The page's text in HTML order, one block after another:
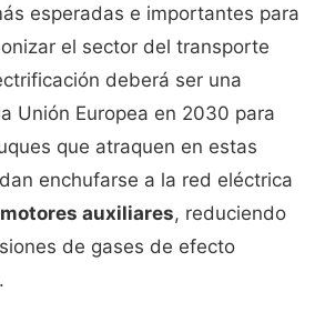
esperadas e importantes para
el sector del transporte
deberá ser una
Unión Europea en 2030 para
que atraquen en estas
enchufarse a la red eléctrica
auxiliares, reduciendo
de gases de efecto